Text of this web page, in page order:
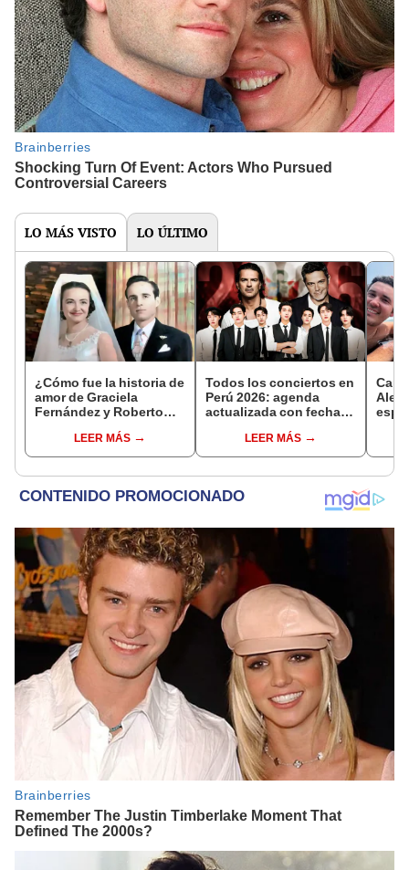
LO MÁS VISTO LO ÚLTIMO
¿Cómo fue la historia de
amor de Graciela
Fernández y Roberto
primera esposa de
Chespirito
LEER MÁS
Todos los conciertos en
Perú 2026: agenda
actualizada con fechas,
LEER MÁS